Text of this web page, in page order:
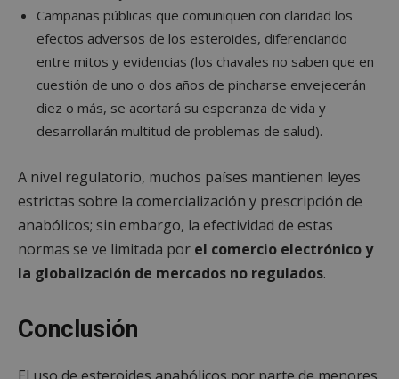
Campañas públicas que comuniquen con claridad los
efectos adversos de los esteroides, diferenciando
entre mitos y evidencias (los chavales no saben que en
cuestión de uno o dos años de pincharse envejecerán
diez o más, se acortará su esperanza de vida y
desarrollarán multitud de problemas de salud).
A nivel regulatorio, muchos países mantienen leyes
estrictas sobre la comercialización y prescripción de
anabólicos; sin embargo, la efectividad de estas
normas se ve limitada por el comercio electrónico y
la globalización de mercados no regulados.
Conclusión
Cookies de
preferencias
Cookies de
funcionalidad
Cookies estrictamente necesarias